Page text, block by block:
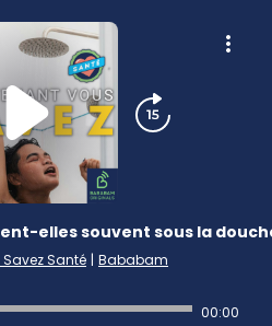
elles souvent sous la
Santé | Bababam
00:00